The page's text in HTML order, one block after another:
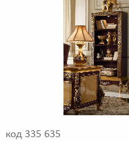
код 335 635